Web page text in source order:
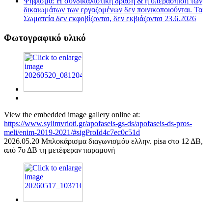
δικαιωμάτων των εργαζομένων δεν ποινικοποιούνται. Τα
Σωματεία δεν εκφοβίζονται, δεν εκβιάζονται 23.6.2026
Φωτογραφικό υλικό
View the embedded image gallery online at:
https://www.sylimvrioti.gr/apofaseis-gs-ds/apofaseis-ds-pros-
meli/enim-2019-2021/#sigProId4c7ec0c51d
2026.05.20 Μπλοκάρισμα διαγωνισμόυ ελλην. pisa στο 12 ΔΒ,
από 7ο ΔΒ τη μετέφεραν παραμονή